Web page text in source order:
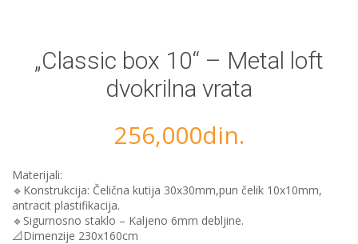
„Classic box 10“ – Metal loft
dvokrilna vrata
256,000din.
Materijali:
🔹Konstrukcija: Čelična kutija 30x30mm,pun čelik 10x10mm,
antracit plastifikacija.
🔹️Sigurnosno staklo – Kaljeno 6mm debljine.
📐Dimenzije 230x160cm